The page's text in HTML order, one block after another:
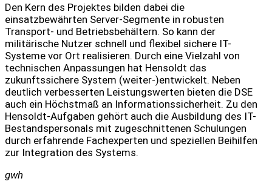
Den Kern des Projektes bilden dabei die
einsatzbewährten Server-Segmente in robusten
Transport- und Betriebsbehältern. So kann der
militärische Nutzer schnell und flexibel sichere IT-
Systeme vor Ort realisieren. Durch eine Vielzahl von
technischen Anpassungen hat Hensoldt das
zukunftssichere System (weiter-)entwickelt. Neben
deutlich verbesserten Leistungswerten bieten die DSE
auch ein Höchstmaß an Informationssicherheit. Zu den
Hensoldt-Aufgaben gehört auch die Ausbildung des IT-
Bestandspersonals mit zugeschnittenen Schulungen
durch erfahrende Fachexperten und speziellen Beihilfen
zur Integration des Systems.
gwh